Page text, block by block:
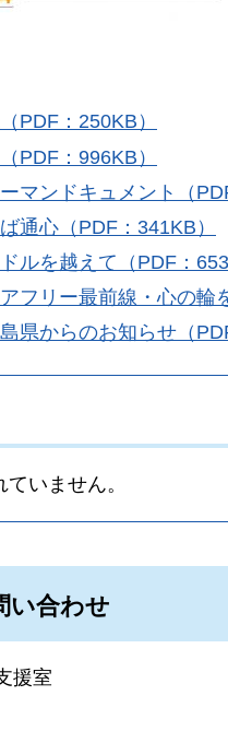
PDF：250KB）
PDF：996KB）
マンドキュメント（
通心（PDF：341KB）
ルを越えて（PDF：
フリー最前線・心の輪
県からのお知らせ（
いません。
い合わせ
援室